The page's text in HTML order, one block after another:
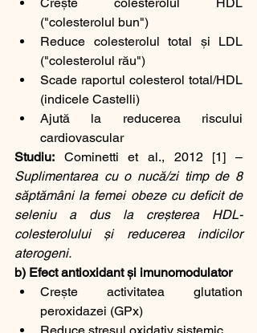
Crește colesterolul HDL
("colesterolul bun")
Reduce colesterolul total și LDL
("colesterolul rău")
Scade raportul colesterol total/HDL
(indicele Castelli)
Ajută la reducerea riscului
cardiovascular
Studiu:
Suplimentarea cu o nucă/zi timp de 8
săptămâni la femei obeze cu deficit de
seleniu a dus la creșterea HDL-
colesterolului și reducerea indicilor
aterogeni.
b) Efect antioxidant și imunomodulator
Crește activitatea glutation
peroxidazei (GPx)